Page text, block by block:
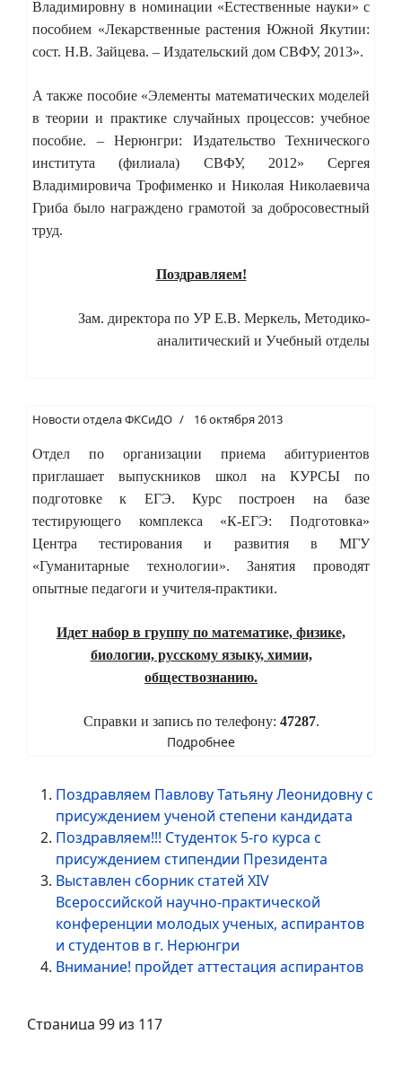
Владимировну в номинации «Естественные науки» с
пособием «Лекарственные растения Южной Якутии:
сост. Н.В. Зайцева. – Издательский дом СВФУ, 2013».
А также пособие «Элементы математических моделей
в теории и практике случайных процессов: учебное
пособие. – Нерюнгри: Издательство Технического
института (филиала) СВФУ, 2012» Сергея
Владимировича Трофименко и Николая Николаевича
Гриба было награждено грамотой за добросовестный
труд.
Поздравляем!
Зам. директора по УР Е.В. Меркель, Методико-
аналитический и Учебный отделы
Новости отдела ФКСиДО 16 октября 2013
Отдел по организации приема абитуриентов
приглашает выпускников школ на КУРСЫ по
подготовке к ЕГЭ. Курс построен на базе
тестирующего комплекса «К-ЕГЭ: Подготовка»
Центра тестирования и развития в МГУ
«Гуманитарные технологии». Занятия проводят
опытные педагоги и учителя-практики.
Идет набор в группу по математике, физике,
биологии, русскому языку, химии,
обществознанию.
Справки и запись по телефону: 47287.
Подробнее
Поздравляем Павлову Татьяну Леонидовну с
присуждением ученой степени кандидата
Поздравляем!!! Студенток 5-го курса с
присуждением стипендии Президента
Выставлен сборник статей XIV
Всероссийской научно-практической
конференции молодых ученых, аспирантов
и студентов в г. Нерюнгри
Внимание! пройдет аттестация аспирантов
Страница 99 из 117